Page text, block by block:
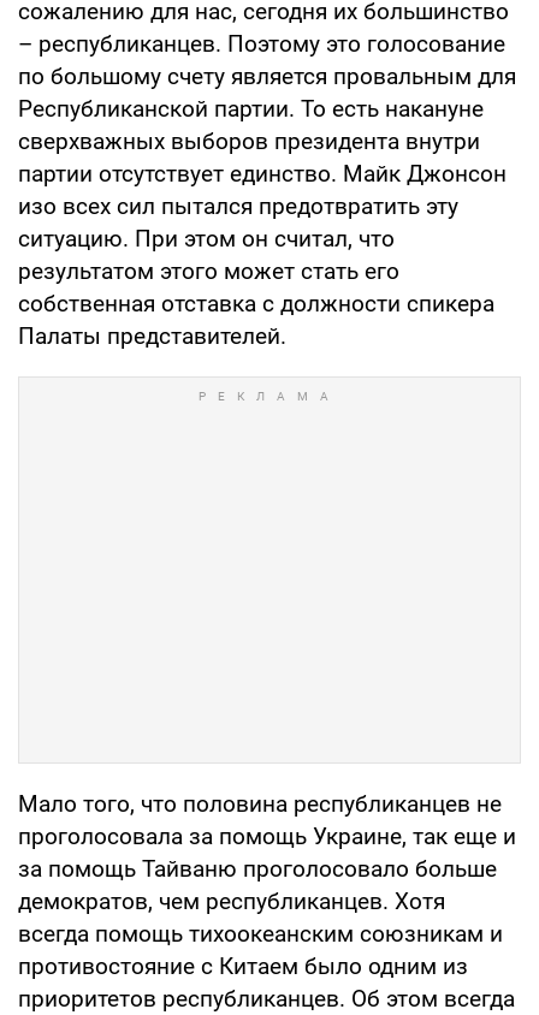
сожалению для нас, сегодня их большинство
– республиканцев. Поэтому это голосование
по большому счету является провальным для
Республиканской партии. То есть накануне
сверхважных выборов президента внутри
партии отсутствует единство. Майк Джонсон
изо всех сил пытался предотвратить эту
ситуацию. При этом он считал, что
результатом этого может стать его
собственная отставка с должности спикера
Палаты представителей.
Мало того, что половина республиканцев не
проголосовала за помощь Украине, так еще и
за помощь Тайваню проголосовало больше
демократов, чем республиканцев. Хотя
всегда помощь тихоокеанским союзникам и
противостояние с Китаем было одним из
приоритетов республиканцев. Об этом всегда